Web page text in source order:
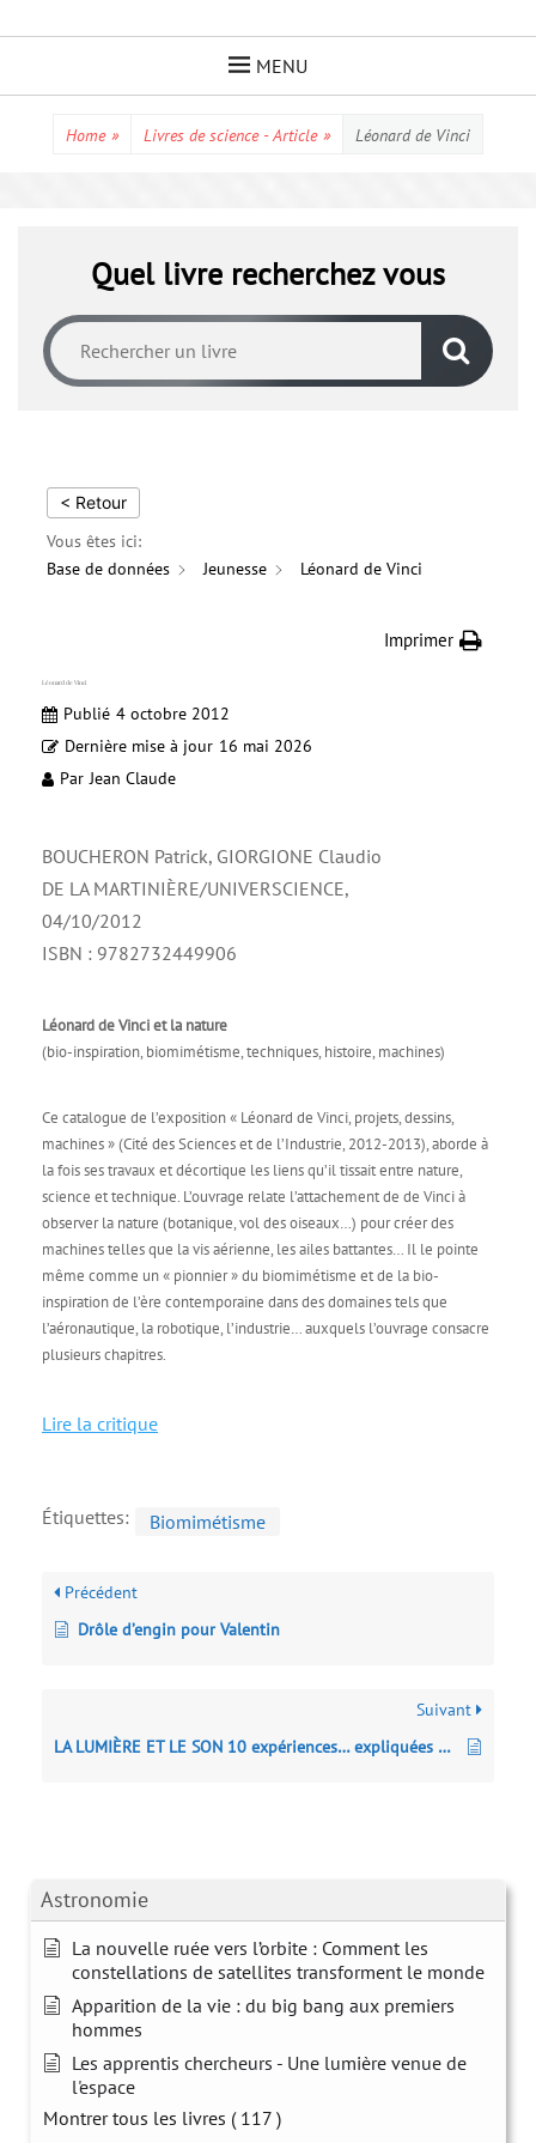
MENU
Home » Livres de science - Article » Léonard de Vinci
Quel livre recherchez vous
Astronomie
La nouvelle ruée vers l’orbite : Comment les
constellations de satellites transforment le monde
Apparition de la vie : du big bang aux premiers
hommes
Les apprentis chercheurs - Une lumière venue de
l'espace
Montrer tous les livres ( 117 )
< Retour
Vous êtes ici:
Base de données
Jeunesse Léonard de Vinci
Imprimer
Léonard de Vinci
Publié 4 octobre 2012
Dernière mise à jour 16 mai 2026
Par Jean Claude
BOUCHERON Patrick, GIORGIONE Claudio
DE LA MARTINIÈRE/UNIVERSCIENCE,
04/10/2012
ISBN : 9782732449906
Léonard de Vinci et la nature
(bio-inspiration, biomimétisme, techniques, histoire, machines)
Ce catalogue de l’exposition « Léonard de Vinci, projets, dessins,
machines » (Cité des Sciences et de l’Industrie, 2012-2013), aborde à
la fois ses travaux et décortique les liens qu’il tissait entre nature,
science et technique. L’ouvrage relate l’attachement de de Vinci à
observer la nature (botanique, vol des oiseaux…) pour créer des
machines telles que la vis aérienne, les ailes battantes… Il le pointe
même comme un « pionnier » du biomimétisme et de la bio-
inspiration de l’ère contemporaine dans des domaines tels que
l’aéronautique, la robotique, l’industrie… auxquels l’ouvrage consacre
plusieurs chapitres.
Lire la critique
Étiquettes: Biomimétisme
Précédent
Drôle d’engin pour Valentin
Suivant
LA LUMIÈRE ET LE SON 10 expériences… expliquées pas à pas